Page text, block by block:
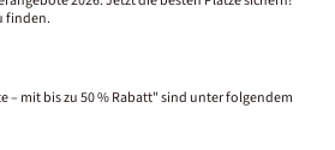
finden.
– mit bis zu 50 % Rabatt" sind unter folgendem